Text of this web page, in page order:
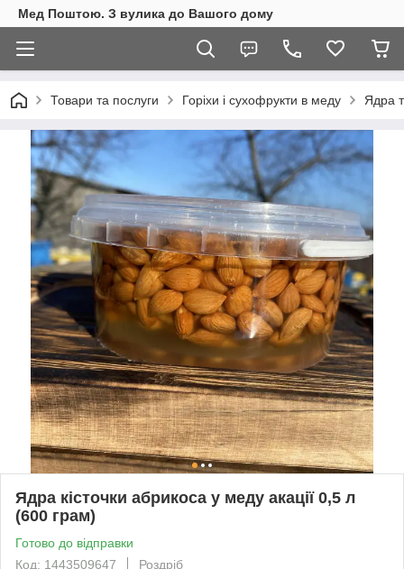
Мед Поштою. З вулика до Вашого дому
Товари та послуги Горіхи і сухофрукти в меду Ядра
Ядра кісточки абрикоса у меду акації 0,5 л
(600 грам)
Готово до відправки
Код: 1443509647
Роздріб